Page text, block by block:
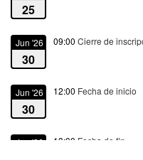
25
Jun '26
30
09:00 Cierre de
Jun '26
30
12:00 Fecha de inicio
Jun '26 13:00 Fecha de fin